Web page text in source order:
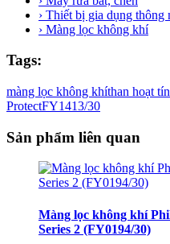
› Thiết bị gia dụng thông
› Màng lọc không khí
Tags:
màng lọc không khíthan hoạt
ProtectFY1413/30
Sản phẩm liên quan
Màng lọc không khí
Series 2 (FY0194/30)